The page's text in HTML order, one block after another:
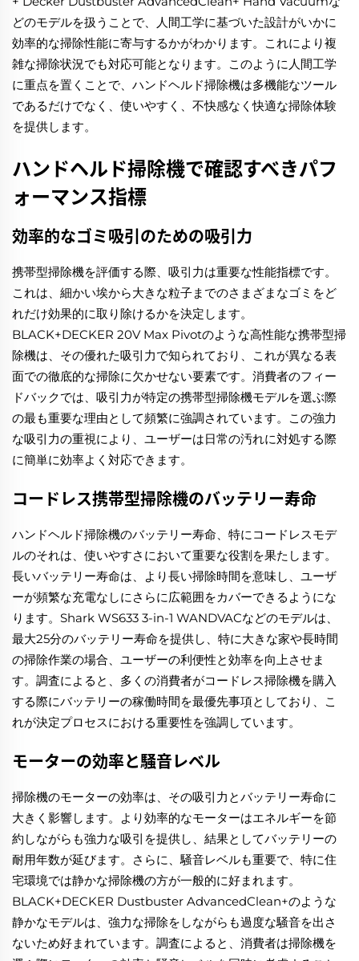
どのモデルを扱うことで、人間工学に基づいた設計がいかに
効率的な掃除性能に寄与するかがわかります。これにより複
雑な掃除状況でも対応可能となります。このように人間工学
に重点を置くことで、ハンドヘルド掃除機は多機能なツール
であるだけでなく、使いやすく、不快感なく快適な掃除体験
を提供します。
ハンドヘルド掃除機で確認すべきパフ
ォーマンス指標
効率的なゴミ吸引のための吸引力
携帯型掃除機を評価する際、吸引力は重要な性能指標です。
これは、細かい埃から大きな粒子までのさまざまなゴミをど
れだけ効果的に取り除けるかを決定します。
BLACK+DECKER 20V Max Pivotのような高性能な携帯型掃
除機は、その優れた吸引力で知られており、これが異なる表
面での徹底的な掃除に欠かせない要素です。消費者のフィー
ドバックでは、吸引力が特定の携帯型掃除機モデルを選ぶ際
の最も重要な理由として頻繁に強調されています。この強力
な吸引力の重視により、ユーザーは日常の汚れに対処する際
に簡単に効率よく対応できます。
コードレス携帯型掃除機のバッテリー寿命
ハンドヘルド掃除機のバッテリー寿命、特にコードレスモデ
ルのそれは、使いやすさにおいて重要な役割を果たします。
長いバッテリー寿命は、より長い掃除時間を意味し、ユーザ
ーが頻繁な充電なしにさらに広範囲をカバーできるようにな
ります。Shark WS633 3-in-1 WANDVACなどのモデルは、
最大25分のバッテリー寿命を提供し、特に大きな家や長時間
の掃除作業の場合、ユーザーの利便性と効率を向上させま
す。調査によると、多くの消費者がコードレス掃除機を購入
する際にバッテリーの稼働時間を最優先事項としており、こ
れが決定プロセスにおける重要性を強調しています。
モーターの効率と騒音レベル
掃除機のモーターの効率は、その吸引力とバッテリー寿命に
大きく影響します。より効率的なモーターはエネルギーを節
約しながらも強力な吸引を提供し、結果としてバッテリーの
耐用年数が延びます。さらに、騒音レベルも重要で、特に住
宅環境では静かな掃除機の方が一般的に好まれます。
BLACK+DECKER Dustbuster AdvancedClean+のような
静かなモデルは、強力な掃除をしながらも過度な騒音を出さ
ないため好まれています。調査によると、消費者は掃除機を